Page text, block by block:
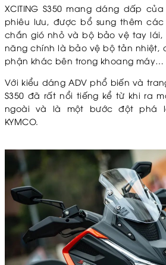
XCITING S350 mang dáng dấp
phiêu lưu, được bổ sung thêm
chắn gió nhỏ và bộ bảo vệ tay
năng chính là bảo vệ bộ tản nhiệt,
phận khác bên trong khoang máy…
Với kiểu dáng ADV phổ biến và
S350 đã rất nổi tiếng kể từ khi ra
ngoài và là một bước đột phá
KYMCO.